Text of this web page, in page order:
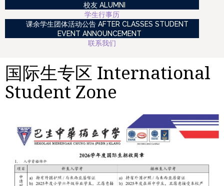
校友 ALUMNI
学生行事历
课余学生团体活动公告 AFTER CLASSES STUDENT
EVENT ANNOUNCEMENT
联系我们
国际生专区 International
Student Zone